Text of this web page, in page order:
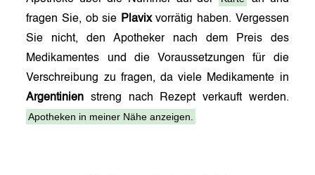
fragen Sie, ob sie Plavixvorrätig haben. Vergessen
Sie nicht, den Apotheker nach dem Preis des
Medikamentes und die Voraussetzungen für die
Verschreibung zu fragen, da viele Medikamente in
Argentinien streng nach Rezept verkauft werden.
Apotheken in meiner Nähe anzeigen.